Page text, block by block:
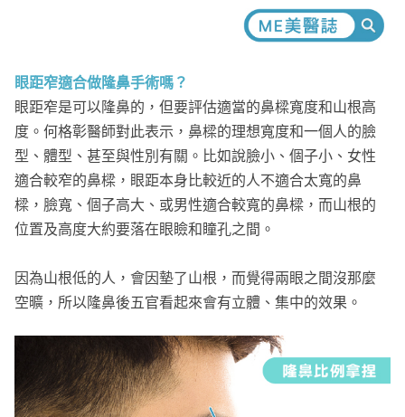
眼距窄適合做隆鼻手術嗎？
眼距窄是可以隆鼻的，但要評估適當的鼻樑寬度和山根高
度。何格彰醫師對此表示，鼻樑的理想寬度和一個人的臉
型、體型、甚至與性別有關。比如說臉小、個子小、女性
適合較窄的鼻樑，眼距本身比較近的人不適合太寬的鼻
樑，臉寬、個子高大、或男性適合較寬的鼻樑，而山根的
位置及高度大約要落在眼瞼和瞳孔之間。
因為山根低的人，會因墊了山根，而覺得兩眼之間沒那麼
空曠，所以隆鼻後五官看起來會有立體、集中的效果。